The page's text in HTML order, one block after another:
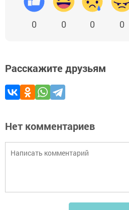
0 0 0 0
Расскажите друзьям
Нет комментариев